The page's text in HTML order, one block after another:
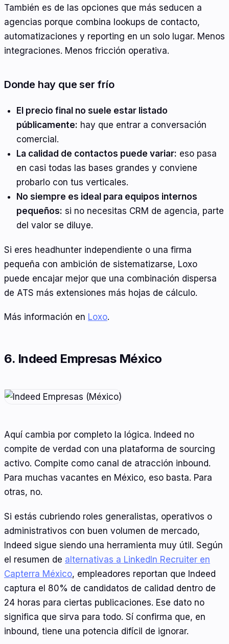
También es de las opciones que más seducen a
agencias porque combina lookups de contacto,
automatizaciones y reporting en un solo lugar. Menos
integraciones. Menos fricción operativa.
Donde hay que ser frío
El precio final no suele estar listado
públicamente: hay que entrar a conversación
comercial.
La calidad de contactos puede variar: eso pasa
en casi todas las bases grandes y conviene
probarlo con tus verticales.
No siempre es ideal para equipos internos
pequeños: si no necesitas CRM de agencia, parte
del valor se diluye.
Si eres headhunter independiente o una firma
pequeña con ambición de sistematizarse, Loxo
puede encajar mejor que una combinación dispersa
de ATS más extensiones más hojas de cálculo.
Más información en Loxo.
6. Indeed Empresas México
Aquí cambia por completo la lógica. Indeed no
compite de verdad con una plataforma de sourcing
activo. Compite como canal de atracción inbound.
Para muchas vacantes en México, eso basta. Para
otras, no.
Si estás cubriendo roles generalistas, operativos o
administrativos con buen volumen de mercado,
Indeed sigue siendo una herramienta muy útil. Según
el resumen de alternativas a LinkedIn Recruiter en
Capterra México, empleadores reportan que Indeed
captura el 80% de candidatos de calidad dentro de
24 horas para ciertas publicaciones. Ese dato no
significa que sirva para todo. Sí confirma que, en
inbound, tiene una potencia difícil de ignorar.